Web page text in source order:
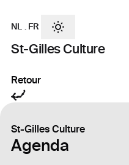
St-Gilles Culture
NL . FR
Retour
St-Gilles Culture
Agenda